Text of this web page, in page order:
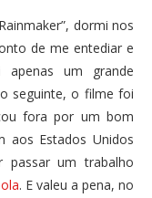
dormi nos
de me entediar e
um grande
seguinte, o filme foi
fora por um bom
aos Estados Unidos
passar um trabalho
. E valeu a pena, no